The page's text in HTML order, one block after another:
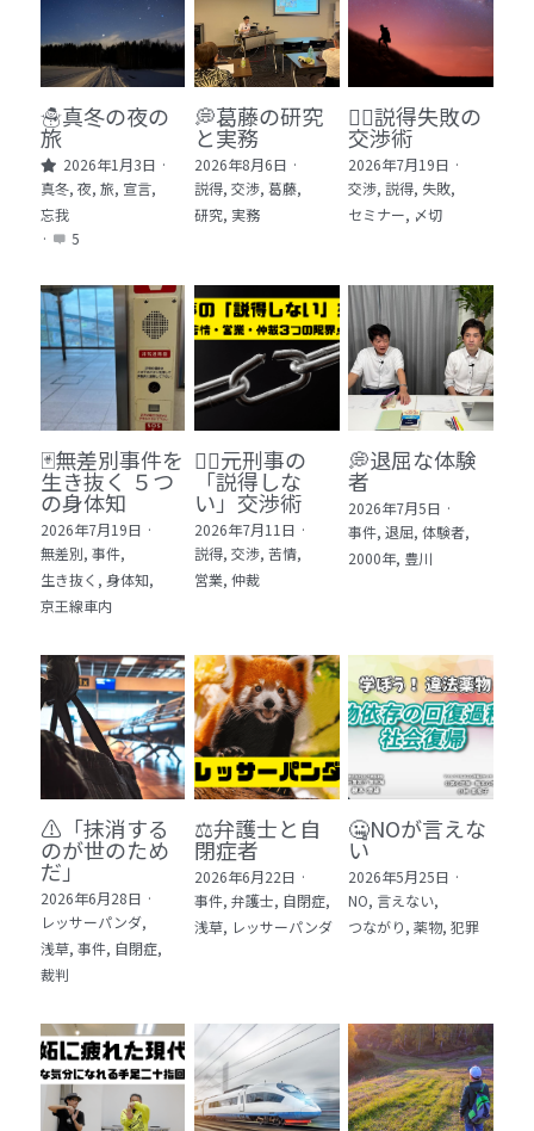
🏫社会福祉法人ぐらんま
🛒Learn More!（商品）
❓FAQ
📮ASK（無料読者登録 or 無料お問い合わせ）
📚 100冊の「本は飲み物」index
1 クレーム・犯罪・説得交渉 23冊
2 発達障害・精神疾患・ケア 29冊
3 身体知・非言語・情動 13冊
4 創作・芸術・神秘 30冊
5 教育・マネジメント・学修 20冊
6 セールス・マーケティング・ビジネスモデ
ル 21冊
7 ライフスタイル・防災・科学技術 12冊
8 アジア・歴史・未来予測 11冊
🎬Dramas(おすすめの小説・漫画・ドラマ・
映画)
ログイン/ 登録
検索
日本語
日本語
☃️真冬の夜の
旅
2026年1月3日 ·
真冬, 夜, 旅, 宣言,
忘我
·
5
💭葛藤の研究
と実務
2026年8月6日 ·
説得, 交渉, 葛藤,
研究, 実務
🕵️‍♂️説得失敗の
交渉術
2026年7月19日 ·
交渉, 説得, 失敗,
セミナー, 〆切
🃏無差別事件を
生き抜く ５つ
の身体知
2026年7月19日 ·
無差別, 事件,
生き抜く, 身体知,
京王線車内
🙅‍♂️元刑事の
「説得しな
い」交渉術
2026年7月11日 ·
説得, 交渉, 苦情,
営業, 仲裁
💭退屈な体験
者
2026年7月5日 ·
事件, 退屈, 体験者,
2000年, 豊川
⚠️「抹消する
のが世のため
だ」​
2026年6月28日 ·
レッサーパンダ,
浅草, 事件, 自閉症,
裁判
⚖️弁護士と自
閉症者
2026年6月22日 ·
事件, 弁護士, 自閉症,
浅草, レッサーパンダ
🤐NOが言えな
い
2026年5月25日 ·
NO, 言えない,
つながり, 薬物, 犯罪